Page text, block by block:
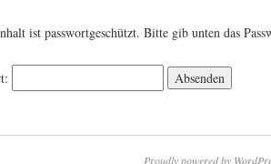
ist passwortgeschützt. Bitte gib unten das
Proudly powered by